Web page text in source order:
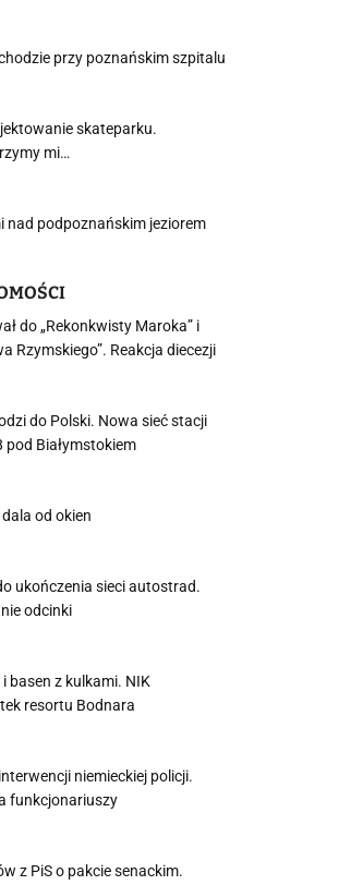
przy poznańskim szpitalu
skateparku.
mi…
nad podpoznańskim jeziorem
do „Rekonkwisty Maroka” i
Rzymskiego”. Reakcja diecezji
do Polski. Nowa sieć stacji
Białymstokiem
od okien
ukończenia sieci autostrad.
odcinki
basen z kulkami. NIK
resortu Bodnara
niemieckiej policji.
funkcjonariuszy
z PiS o pakcie senackim.